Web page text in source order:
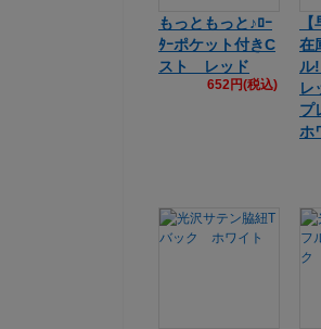
もっともっと♪ﾛｰ
ﾀｰポケット付きC
スト レッド
652円(税込)
在
ル
レ
プ
ホ